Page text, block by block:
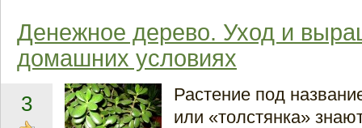
Денежное дерево. Уход и
домашних условиях
3
Растение под
или «толстянка»